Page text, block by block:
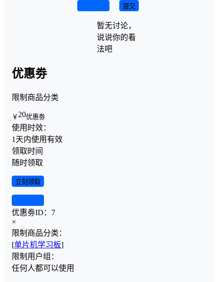
提交
暂无讨论，
说说你的看
法吧
优惠劵
限制商品分类
￥ 20优惠劵
使用时效：
1天内使用有效
领取时间
随时领取
立刻领取
优惠劵ID： 7
×
限制商品分类：
[单片机学习板]
限制用户组：
任何人都可以使用